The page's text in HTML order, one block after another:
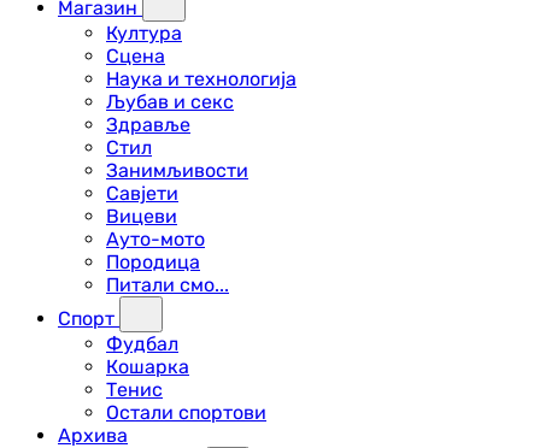
Магазин
Култура
Сцена
Наука и технологија
Љубав и секс
Здравље
Стил
Занимљивости
Савјети
Вицеви
Ауто-мото
Породица
Питали смо...
Спорт
Фудбал
Кошарка
Тенис
Остали спортови
Архива